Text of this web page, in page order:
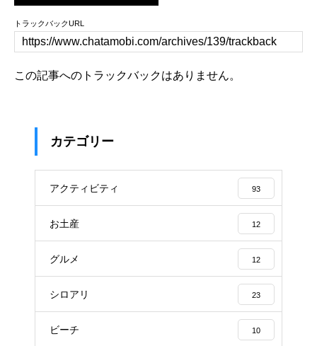
トラックバックURL
この記事へのトラックバックはありません。
カテゴリー
アクティビティ 93
お土産 12
グルメ 12
シロアリ 23
ビーチ 10